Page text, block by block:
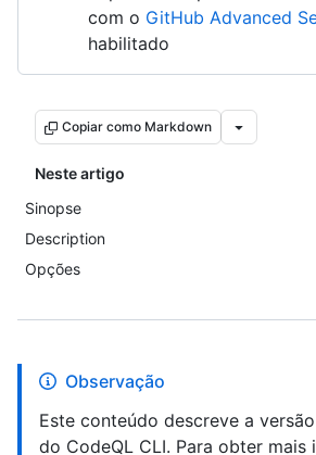
com o GitHub Advanced
habilitado
Copiar como Markdown
Neste artigo
Sinopse
Description
Opções
Observação
Este conteúdo descreve a
do CodeQL CLI. Para obter mais